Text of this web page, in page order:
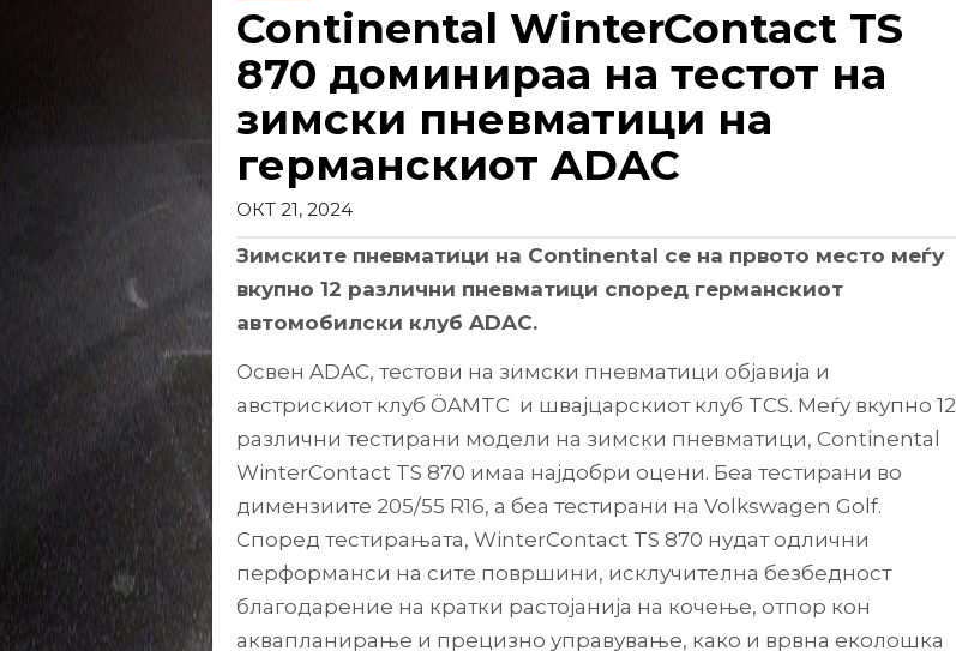
Continental WinterContact TS
870 доминираа на тестот на
зимски пневматици на
германскиот ADAC
ОКТ 21, 2024
Зимските пневматици на Continental се на првото место меѓу
вкупно 12 различни пневматици според германскиот
автомобилски клуб ADAC.
Освен ADAC, тестови на зимски пневматици објавија и
австрискиот клуб ÖAMTC и швајцарскиот клуб TCS. Меѓу вкупно 12
различни тестирани модели на зимски пневматици, Continental
WinterContact TS 870 имаа најдобри оцени. Беа тестирани во
димензиите 205/55 R16, а беа тестирани на Volkswagen Golf.
Според тестирањата, WinterContact TS 870 нудат одлични
перформанси на сите површини, исклучителна безбедност
благодарение на кратки растојанија на кочење, отпор кон
аквапланирање и прецизно управување, како и врвна еколошка